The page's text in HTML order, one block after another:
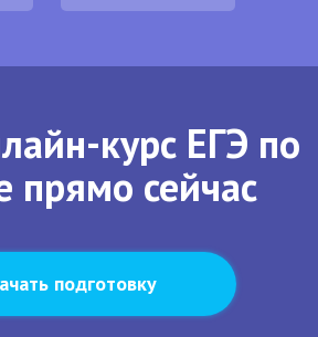
курс ЕГЭ по
прямо сейчас
подготовку